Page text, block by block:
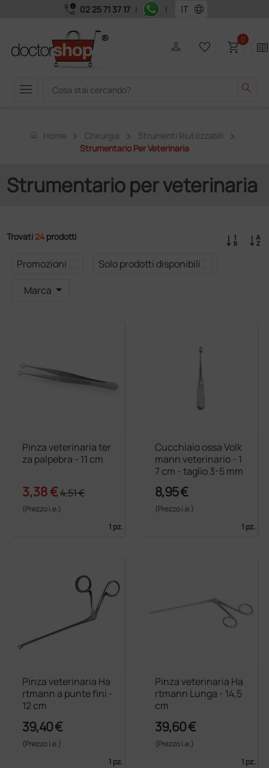
call_quality 02 25 71 37 17 | | language
menu search
person favorite_border shopping_cart0 two_pager
home Home Chirurgia
Strumenti Riutilizzabili
Strumentario Per Veterinaria
Strumentario per veterinaria
Trovati 24 prodotti
Promozioni
Solo prodotti disponibili
Marca
Pinza veterinaria ter
za palpebra - 11 cm
3,38 €4,51 €
(Prezzo i.e.)
1 pz.
Cucchiaio ossa Volk
mann veterinario - 1
7 cm - taglio 3-5 mm
8,95 €
(Prezzo i.e.)
1 pz.
Pinza veterinaria Ha
rtmann a punte fini -
12 cm
39,40 €
(Prezzo i.e.)
1 pz.
Pinza veterinaria Ha
rtmann Lunga - 14,5
cm
39,60 €
(Prezzo i.e.)
1 pz.